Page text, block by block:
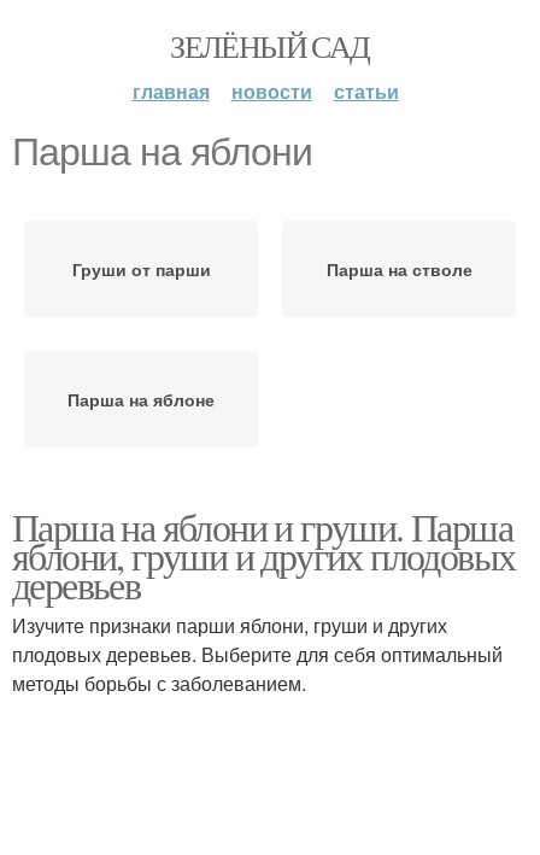
ЗЕЛЁНЫЙ САД
главная новости статьи
Парша на яблони
Груши от парши Парша на стволе
Парша на яблоне
Парша на яблони и груши. Парша
яблони, груши и других плодовых
деревьев
Изучите признаки парши яблони, груши и других
плодовых деревьев. Выберите для себя оптимальный
методы борьбы с заболеванием.